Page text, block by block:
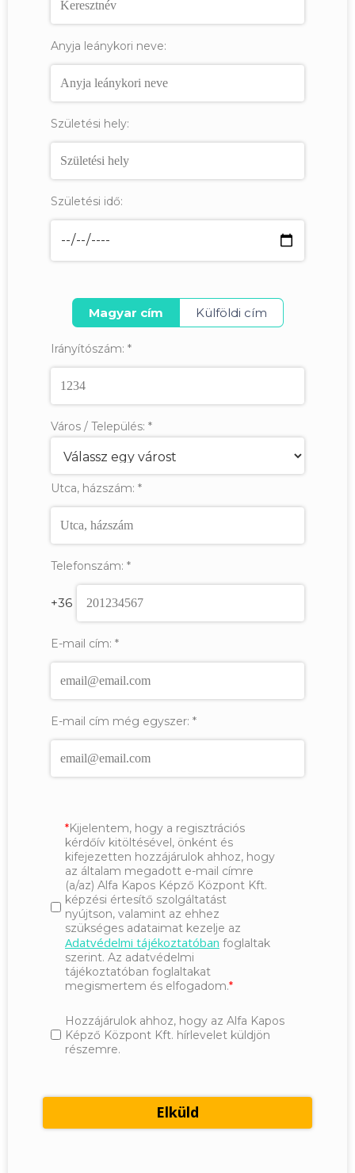
Anyja leánykori neve:
Születési hely:
Születési idő:
Magyar cím Külföldi cím
Irányítószám: *
Város / Település: *
Utca, házszám: *
Telefonszám: *
+36
E-mail cím: *
E-mail cím még egyszer: *
Kijelentem, hogy a regisztrációs
kérdőív kitöltésével, önként és
kifejezetten hozzájárulok ahhoz, hogy
az általam megadott e-mail címre
(a/az) Alfa Kapos Képző Központ Kft.
képzési értesítő szolgáltatást
nyújtson, valamint az ehhez
szükséges adataimat kezelje az
Adatvédelmi tájékoztatóban foglaltak
szerint. Az adatvédelmi
tájékoztatóban foglaltakat
megismertem és elfogadom.
Hozzájárulok ahhoz, hogy az Alfa Kapos
Képző Központ Kft. hírlevelet küldjön
részemre.